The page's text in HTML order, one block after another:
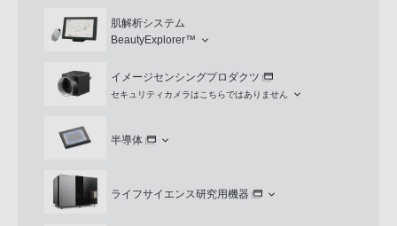
肌解析システム
BeautyExplorer™
イメージセンシングプロダクツ
セキュリティカメラはこちらではありません
半導体
ライフサイエンス研究用機器